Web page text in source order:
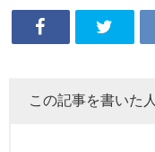
この記事を書いた人